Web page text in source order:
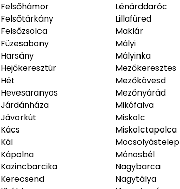
Felsőhámor
Felsőtárkány
Felsőzsolca
Füzesabony
Harsány
Hejőkeresztúr
Hét
Hevesaranyos
Járdánháza
Jávorkút
Kács
Kál
Kápolna
Kazincbarcika
Kerecsend
Lénárddaróc
Lillafüred
Maklár
Mályi
Mályinka
Mezőkeresztes
Mezőkövesd
Mezőnyárád
Mikófalva
Miskolc
Miskolctapolca
Mocsolyástelep
Mónosbél
Nagybarca
Nagytálya